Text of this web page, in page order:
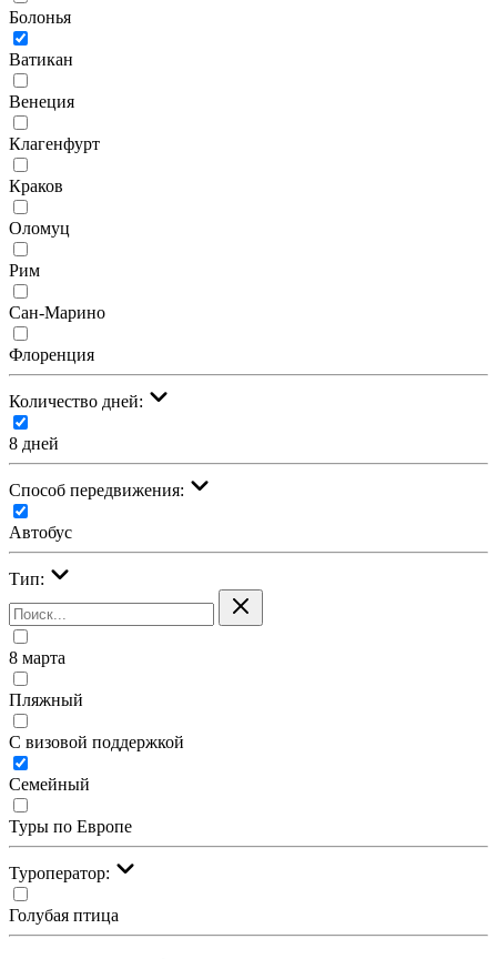
Болонья
Ватикан
Венеция
Клагенфурт
Краков
Оломуц
Рим
Сан-Марино
Флоренция
Количество дней:
8 дней
Cпособ передвижения:
Автобус
Тип:
8 марта
Пляжный
С визовой поддержкой
Семейный
Туры по Европе
Туроператор:
Голубая птица